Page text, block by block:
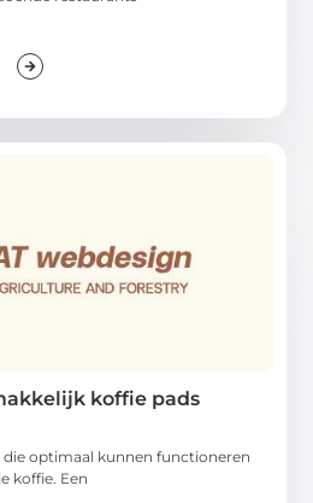
koffie pads
die optimaal kunnen functioneren
koffie. Een